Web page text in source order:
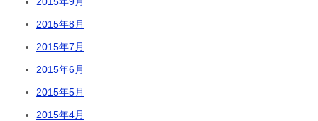
2015年8月
2015年7月
2015年6月
2015年5月
2015年4月